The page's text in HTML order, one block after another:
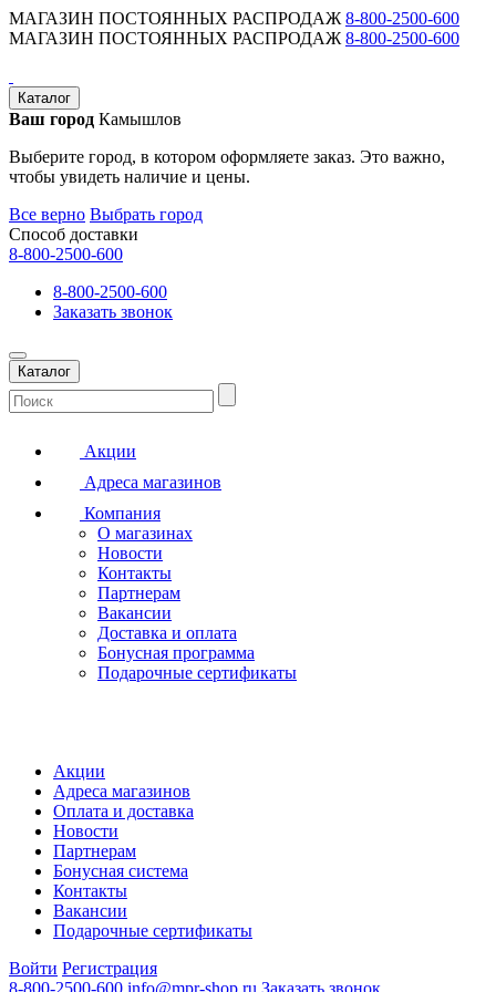
МАГАЗИН ПОСТОЯННЫХ РАСПРОДАЖ 8-800-2500-600
МАГАЗИН ПОСТОЯННЫХ РАСПРОДАЖ 8-800-2500-600
Каталог
Ваш город Камышлов
Выберите город, в котором оформляете заказ. Это важно,
чтобы увидеть наличие и цены.
Все верно Выбрать город
Способ доставки
8-800-2500-600
8-800-2500-600
Заказать звонок
Каталог
Акции
Адреса магазинов
Компания
О магазинах
Новости
Контакты
Партнерам
Вакансии
Доставка и оплата
Бонусная программа
Подарочные сертификаты
Акции
Адреса магазинов
Оплата и доставка
Новости
Партнерам
Бонусная система
Контакты
Вакансии
Подарочные сертификаты
Войти Регистрация
8-800-2500-600 info@mpr-shop.ru Заказать звонок